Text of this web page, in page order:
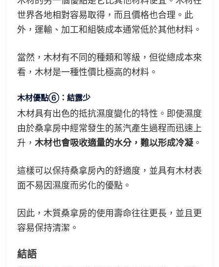
世界各地相對容易取得，而且價格也合理。此
外，運輸、加工和組裝成本通常低於其他材料。
當然，木材有不同的種類和等級，但從總成本來
看，木材是一種性價比極高的材料。
木材優點⑥：結露少
木材具有出色的抵抗濕度變化的特性。即使濕度
由於桑拿房中經常發生的蒸汽產生過程而迅速上
升， 木材也會吸收適量的水分，難以形成冷凝 。
這樣可以保持桑拿房內的舒適度，並具有木材表
面不易因濕度而劣化的優點。
因此，木質桑拿房的使用壽命往往更長，並且更
容易保持清潔。
結語